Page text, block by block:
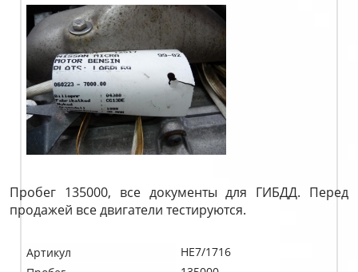
Пробег 135000, все документы для ГИБДД. Перед
продажей все двигатели тестируются.
Артикул
HE7/1716